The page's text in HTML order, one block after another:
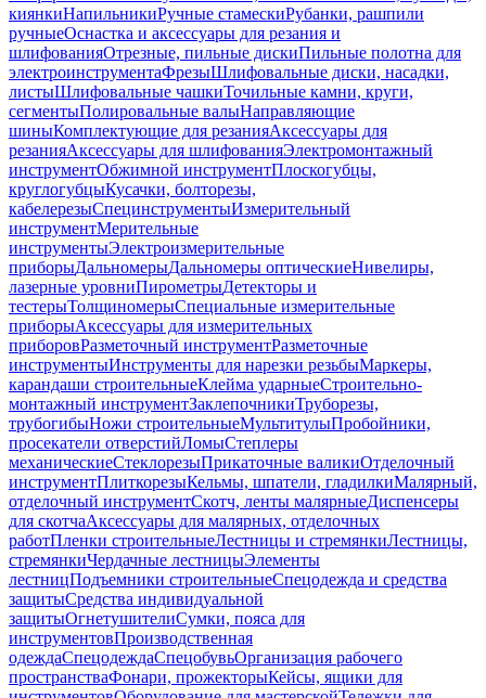
киянкиНапильникиРучные стамескиРубанки, рашпили
ручныеОснастка и аксессуары для резания и
шлифованияОтрезные, пильные дискиПильные полотна для
электроинструментаФрезыШлифовальные диски, насадки,
листыШлифовальные чашкиТочильные камни, круги,
сегментыПолировальные валыНаправляющие
шиныКомплектующие для резанияАксессуары для
резанияАксессуары для шлифованияЭлектромонтажный
инструментОбжимной инструментПлоскогубцы,
круглогубцыКусачки, болторезы,
кабелерезыСпецинструментыИзмерительный
инструментМерительные
инструментыЭлектроизмерительные
приборыДальномерыДальномеры оптическиеНивелиры,
лазерные уровниПирометрыДетекторы и
тестерыТолщиномерыСпециальные измерительные
приборыАксессуары для измерительных
приборовРазметочный инструментРазметочные
инструментыИнструменты для нарезки резьбыМаркеры,
карандаши строительныеКлейма ударныеСтроительно-
монтажный инструментЗаклепочникиТруборезы,
трубогибыНожи строительныеМультитулыПробойники,
просекатели отверстийЛомыСтеплеры
механическиеСтеклорезыПрикаточные валикиОтделочный
инструментПлиткорезыКельмы, шпатели, гладилкиМалярный,
отделочный инструментСкотч, ленты малярныеДиспенсеры
для скотчаАксессуары для малярных, отделочных
работПленки строительныеЛестницы и стремянкиЛестницы,
стремянкиЧердачные лестницыЭлементы
лестницПодъемники строительныеСпецодежда и средства
защитыСредства индивидуальной
защитыОгнетушителиСумки, пояса для
инструментовПроизводственная
одеждаСпецодеждаСпецобувьОрганизация рабочего
пространстваФонари, прожекторыКейсы, ящики для